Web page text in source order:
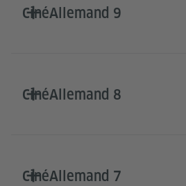
CinéAllemand 9
CinéAllemand 8
CinéAllemand 7